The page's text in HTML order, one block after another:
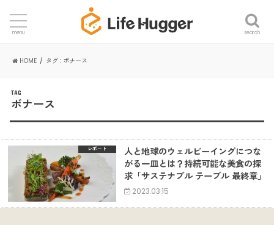
search
menu
HOME タグ : ボナース
TAG
ボナース
レポート
人と地球のウェルビーイングにつな
がる一皿とは？持続可能な美食の探
求「サステナブル テーブル 最終章」
2023.03.15